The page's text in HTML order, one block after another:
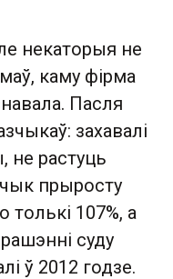
некаторыя не
каму фірма
Пасля
захавалі
не растуць
прыросту
107%, а
суду
ў 2012 годзе.